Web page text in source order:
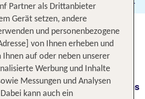
Rom: Dein
Trip in die
sieben Hügeln am Ufer des
Partner als Drittanbieter
Gerät setzen, andere
und personenbezogene
von Ihnen erheben und
Ihnen auf oder neben unserer
Werbung und Inhalte
Messungen und Analysen
kann auch ein